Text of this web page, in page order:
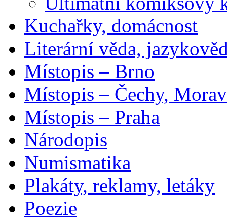
Kuchařky, domácnost
Literární věda,
Místopis – Brno
Místopis – Čechy,
Místopis – Praha
Národopis
Numismatika
Plakáty, reklamy, letáky
Poezie